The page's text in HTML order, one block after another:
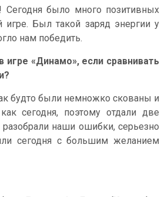
Сегодня было много позитивных
Был такой заряд энергии у
нам победить.
игре «Динамо», если сравнивать
будто были немножко скованы и
сегодня, поэтому отдали две
наши ошибки, серьезно
сегодня с большим желанием